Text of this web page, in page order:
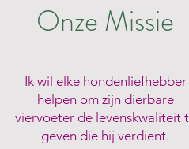
Onze Missie
Ik wil elke hondenliefhebber
helpen om zijn dierbare
viervoeter de levenskwaliteit
geven die hij verdient.